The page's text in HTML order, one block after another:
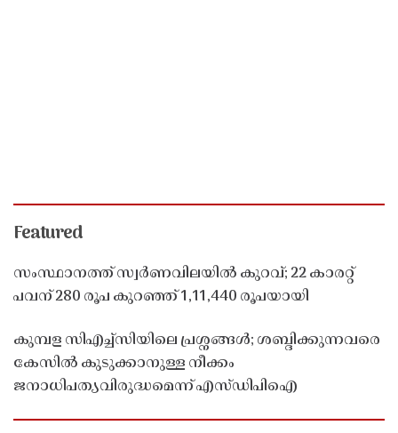
Featured
സംസ്ഥാനത്ത് സ്വർണവിലയിൽ കുറവ്; 22 കാരറ്റ്
പവന് 280 രൂപ കുറഞ്ഞ് 1,11,440 രൂപയായി
കുമ്പള സിഎച്ച്സിയിലെ പ്രശ്നങ്ങൾ; ശബ്ദിക്കുന്നവരെ
കേസിൽ കുടുക്കാനുള്ള നീക്കം
ജനാധിപത്യവിരുദ്ധമെന്ന് എസ്ഡിപിഐ